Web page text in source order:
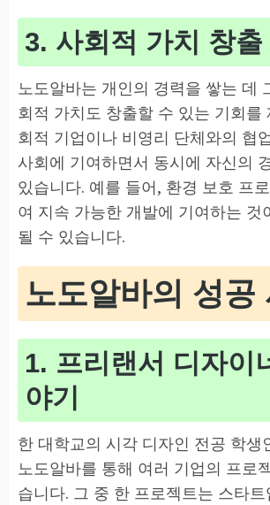
3. 사회적 가치 창출
노도알바는 개인의 경력을 쌓는 데
회적 가치도 창출할 수 있는 기회를
회적 기업이나 비영리 단체와의 협
사회에 기여하면서 동시에 자신의
있습니다. 예를 들어, 환경 보호 프
여 지속 가능한 개발에 기여하는 것
될 수 있습니다.
노도알바의 성공
1. 프리랜서 디자이
야기
한 대학교의 시각 디자인 전공 학생
노도알바를 통해 여러 기업의 프로
습니다. 그 중 한 프로젝트는 스타